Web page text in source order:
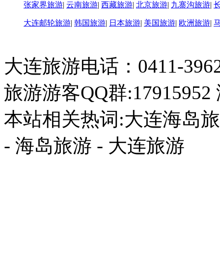
张家界旅游| 云南旅游| 西藏旅游| 北京旅游| 九寨沟旅游|
大连邮轮旅游| 韩国旅游| 日本旅游| 美国旅游| 欧洲旅游|
大连旅游电话：0411-
旅游游客QQ群
本站相关热词:大连海岛
- 海岛旅游 - 大连旅游